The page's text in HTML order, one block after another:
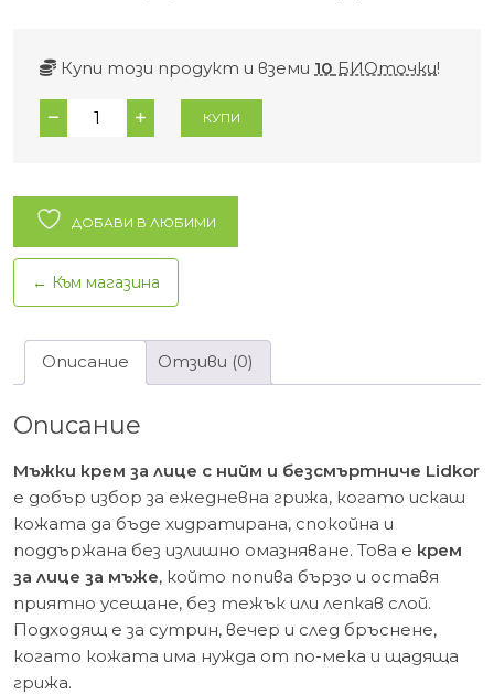
Купи този продукт и вземи 10 БИОточки!
количество
за
за
лице
безсмъртниче
50
КУПИ
ДОБАВИ В ЛЮБИМИ
← Към магазина
Описание Отзиви (0)
Описание
Мъжки крем за лице с нийм и безсмъртниче Lidkor
е добър избор за ежедневна грижа, когато искаш
кожата да бъде хидратирана, спокойна и
поддържана без излишно омазняване. Това е крем
за лице за мъже, който попива бързо и оставя
приятно усещане, без тежък или лепкав слой.
Подходящ е за сутрин, вечер и след бръснене,
когато кожата има нужда от по-мека и щадяща
грижа.